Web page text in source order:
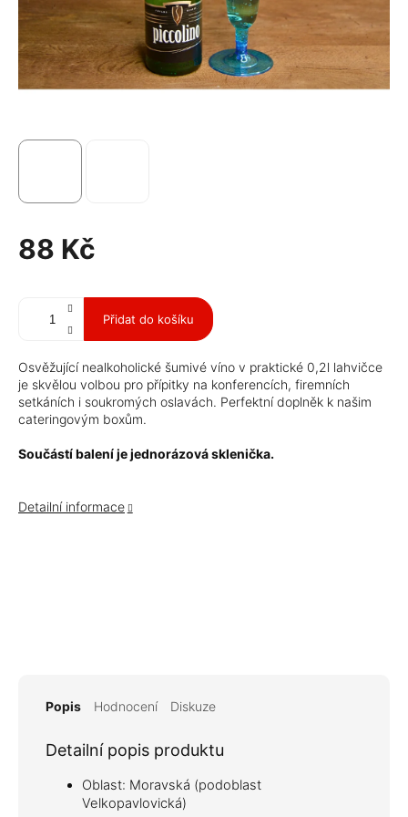
88 Kč
Přidat do košíku
Osvěžující nealkoholické šumivé víno v praktické 0,2l lahvičce
je skvělou volbou pro přípitky na konferencích, firemních
setkáních i soukromých oslavách. Perfektní doplněk k našim
cateringovým boxům.
Součástí balení je jednorázová sklenička.
Detailní informace
Popis Hodnocení Diskuze
Detailní popis produktu
Oblast: Moravská (podoblast
Velkopavlovická)